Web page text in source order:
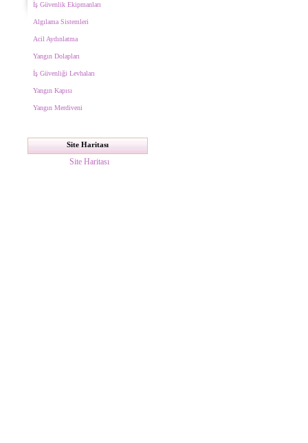
İş Güvenlik Ekipmanları
Algılama Sistemleri
Acil Aydınlatma
Yangın Dolapları
İş Güvenliği Levhaları
Yangın Kapısı
Yangın Merdiveni
Site Haritası
Site Haritası